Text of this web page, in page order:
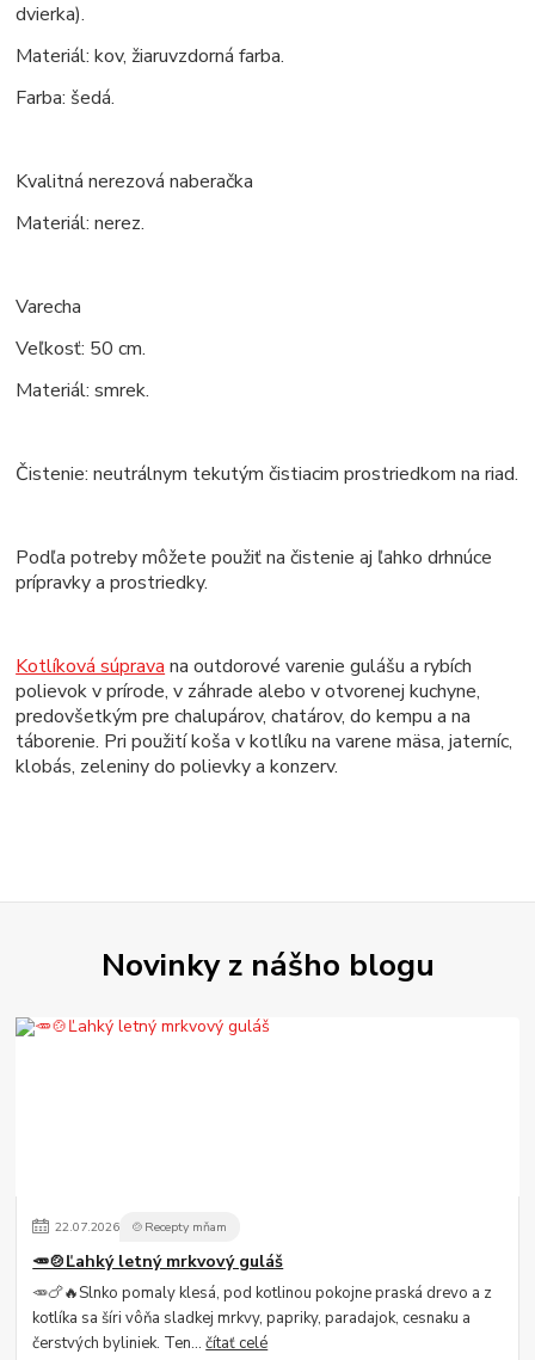
dvierka).
Materiál: kov, žiaruvzdorná farba.
Farba: šedá.
Kvalitná nerezová naberačka
Materiál: nerez.
Varecha
Veľkosť: 50 cm.
Materiál: smrek.
Čistenie: neutrálnym tekutým čistiacim prostriedkom na riad.
Podľa potreby môžete použiť na čistenie aj ľahko drhnúce
prípravky a prostriedky.
Kotlíková súprava na outdorové varenie gulášu a rybích
polievok v prírode, v záhrade alebo v otvorenej kuchyne,
predovšetkým pre chalupárov, chatárov, do kempu a na
táborenie. Pri použití koša v kotlíku na varene mäsa, jaterníc,
klobás, zeleniny do polievky a konzerv.
Novinky z nášho blogu
22.07.2026 🍲Recepty mňam
🥕🍲Ľahký letný mrkvový guláš
🥕🍗🔥Slnko pomaly klesá, pod kotlinou pokojne praská drevo a z
kotlíka sa šíri vôňa sladkej mrkvy, papriky, paradajok, cesnaku a
čerstvých byliniek. Ten...čítať celé